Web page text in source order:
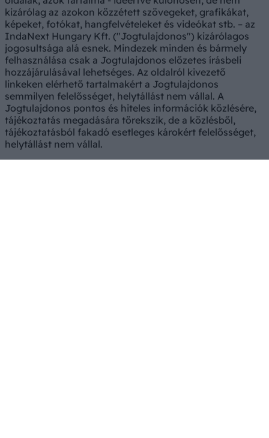
kizárólag az azokon közzétett szövegeket, grafikákat,
képeket, fotókat, hangfelvételeket és videókat stb. – az
IndaNext Hungary Kft. ("Jogtulajdonos") kizárólagos
jogosultsága alá esnek. Mindezek minden és bármely
felhasználása csak a Jogtulajdonos előzetes írásbeli
hozzájárulásával lehetséges. Az oldalról kivezető
linkeken elérhető tartalmakért a Jogtulajdonos
semmilyen felelősséget, helytállást nem vállal. A
Jogtulajdonos pontos és hiteles információk közlésére,
tájékoztatás megadására törekszik, de a közlésből,
tájékoztatásból fakadó esetleges károkért felelősséget,
helytállást nem vállal.